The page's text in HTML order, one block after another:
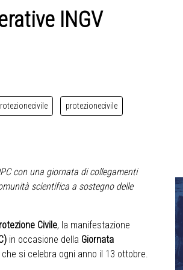
INGV
protezionecivile
con una giornata di collegamenti
scientifica a sostegno delle
Civile, la manifestazione
in occasione della Giornata
che si celebra ogni anno il 13 ottobre.